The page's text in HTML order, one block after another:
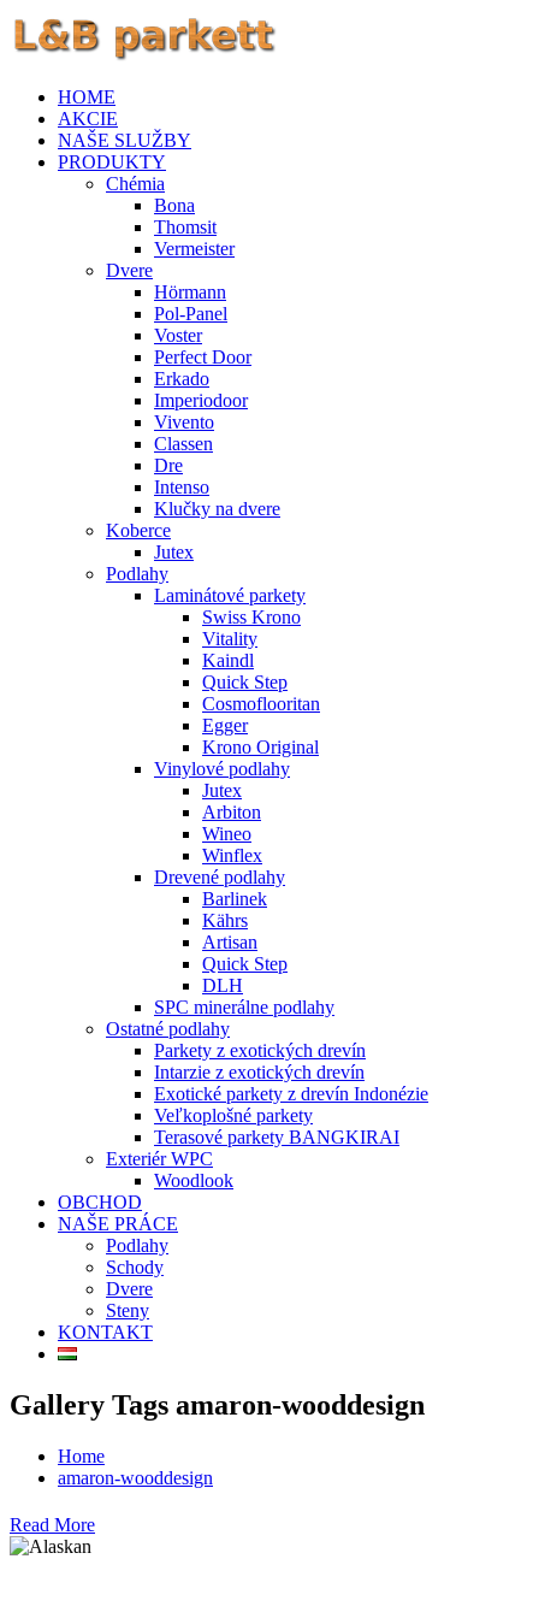
HOME
AKCIE
NAŠE SLUŽBY
PRODUKTY
Chémia
Bona
Thomsit
Vermeister
Dvere
Hörmann
Pol-Panel
Voster
Perfect Door
Erkado
Imperiodoor
Vivento
Classen
Dre
Intenso
Klučky na dvere
Koberce
Jutex
Podlahy
Laminátové parkety
Swiss Krono
Vitality
Kaindl
Quick Step
Cosmoflooritan
Egger
Krono Original
Vinylové podlahy
Jutex
Arbiton
Wineo
Winflex
Drevené podlahy
Barlinek
Kährs
Artisan
Quick Step
DLH
SPC minerálne podlahy
Ostatné podlahy
Parkety z exotických drevín
Intarzie z exotických drevín
Exotické parkety z drevín Indonézie
Veľkoplošné parkety
Terasové parkety BANGKIRAI
Exteriér WPC
Woodlook
OBCHOD
NAŠE PRÁCE
Podlahy
Schody
Dvere
Steny
KONTAKT
Gallery Tags amaron-wooddesign
Home
amaron-wooddesign
Read More